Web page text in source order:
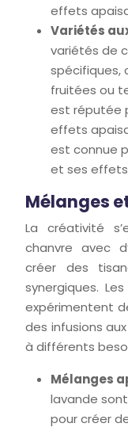
effets
Variétés
variétés de
spécifiques,
fruitées ou
est réputée
effets
est connue
et ses
Mélanges
La créativité
chanvre avec
créer des
synergiques.
expérimentent
des infusions
à différents
Mélanges
lavande
pour créer